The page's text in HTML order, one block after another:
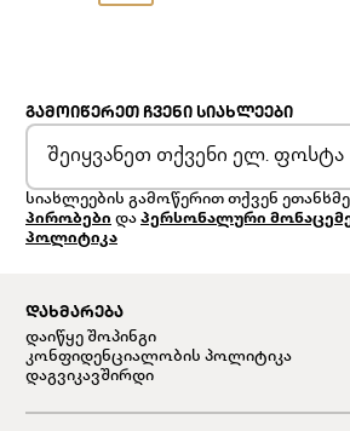
ᲓᲐᲮᲛᲐᲠᲔᲑᲐ
დაიწყე შოპინგი
კონფიდენციალობის პოლიტიკა
დაგვიკავშირდი
ᲒᲐᲛᲝᲘᲬᲔᲠᲔᲗ ᲩᲕᲔᲜᲘ ᲡᲘᲐᲮᲚᲔᲔᲑᲘ
სიახლეების გამოწერით თქვენ
პირობები და პერსონალური
პოლიტიკა